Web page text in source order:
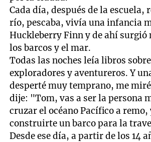
Cada día, después de la escuela,
río, pescaba, vivía una infancia
Huckleberry Finn y de ahí surgió
los barcos y el mar.
Todas las noches leía libros
exploradores y aventureros. Y
desperté muy temprano, me
dije: "Tom, vas a ser la persona
cruzar el océano Pacífico a remo,
construirte un barco para la
Desde ese día, a partir de los 14